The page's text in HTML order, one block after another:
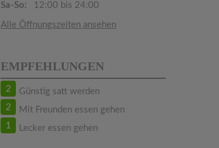
Sa-So:
12:00 bis 24:00
Alle Öffnungszeiten ansehen
EMPFEHLUNGEN
2 Günstig satt werden
2 Mit Freunden essen gehen
1 Lecker essen gehen